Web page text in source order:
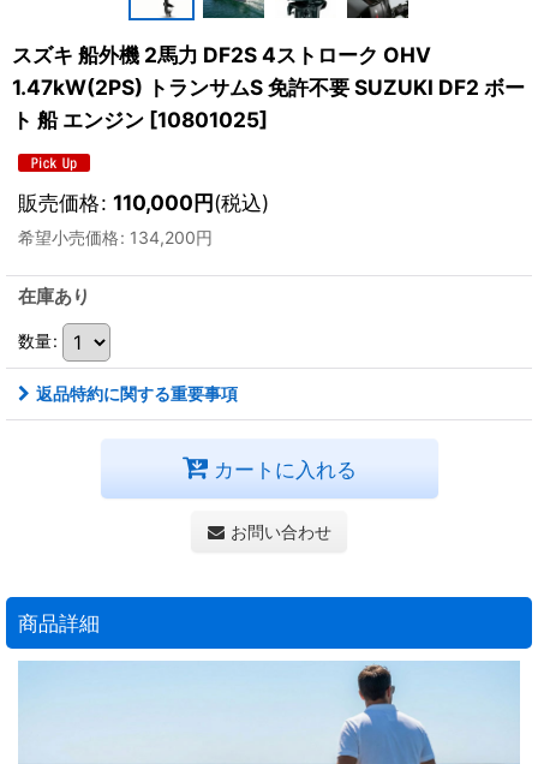
スズキ 船外機 2馬力 DF2S 4ストローク OHV
1.47kW(2PS) トランサムS 免許不要 SUZUKI DF2 ボー
ト 船 エンジン [10801025]
販売価格: 110,000円(税込)
希望小売価格: 134,200円
在庫あり
数量:
返品特約に関する重要事項
カートに入れる
お問い合わせ
商品詳細